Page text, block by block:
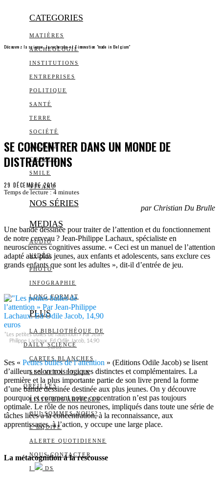
CATEGORIES
MATIÈRES
ARCHEOLOGIE
INSTITUTIONS
ENTREPRISES
POLITIQUE
SANTÉ
TERRE
SOCIÉTÉ
TECHNO
COSMOS
SMILE
VIVANT
NOS SÉRIES
MEDIAS
AUDIO
VIDÉO
PHOTO
INFOGRAPHIE
LONG FORMAT
PLUS
LA BIBLIOTHÈQUE DE
DAILY SCIENCE
CARTES BLANCHES
LES YEUX ET LES
OREILLES
LISTE DES ARTICLES
QUI SOMMES-NOUS?
L’ÉQUIPE
ALERTE QUOTIDIENNE
NOUS CONTACTER
I DS
Découvrez la science, la recherche et l’innovation "made in Belgium"
SE CONCENTRER DANS UN MONDE DE
DISTRACTIONS
29 DÉCEMBRE 2016
Temps de lecture : 4 minutes
par Christian Du Brulle
Une bande dessinée pour traiter de l’attention et du fonctionnement
de notre cerveau ? Jean-Philippe Lachaux, spécialiste en
neurosciences cognitives assume. « Ceci est un manuel de l’attention
adapté aux plus jeunes, aux enfants et adolescents, sans exclure ces
grands enfants que sont les adultes », dit-il d’entrée de jeu.
“Les petites bulles de l’attention » Par Jean-
Philippe Lachaux. Ed Odile Jacob, 14,90
euros
Ses « Petites bulles de l’attention » (Editions Odile Jacob) se lisent
d’ailleurs selon trois logiques distinctes et complémentaires. La
première et la plus importante partie de son livre prend la forme
d’une bande dessinée destinée aux plus jeunes. On y découvre
pourquoi et comment notre concentration n’est pas toujours
optimale. Le rôle de nos neurones, impliqués dans toute une série de
tâches liées à la concentration, à la reconnaissance, aux
apprentissages, à l’action, y occupe une large place.
La métacognition à la rescousse